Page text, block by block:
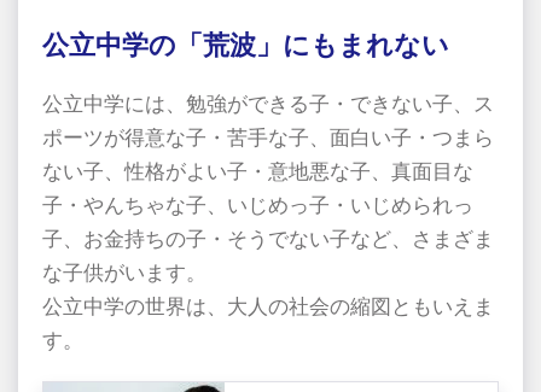
公立中学の「荒波」にもまれない
公立中学には、勉強ができる子・できない子、ス
ポーツが得意な子・苦手な子、面白い子・つまら
ない子、性格がよい子・意地悪な子、真面目な
子・やんちゃな子、いじめっ子・いじめられっ
子、お金持ちの子・そうでない子など、さまざま
な子供がいます。
公立中学の世界は、大人の社会の縮図ともいえま
す。